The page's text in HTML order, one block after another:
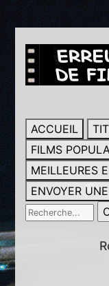
ACCUEIL
FILMS
MEILLEURES
ENVOYER